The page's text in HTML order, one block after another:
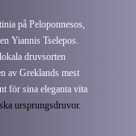
på Peloponnesos,
Yiannis Tselepos.
druvsorten
av Greklands mest
för sina eleganta vita
ursprungsdruvor.